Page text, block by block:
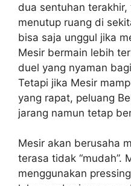
dua sentuhan
menutup ruang di
bisa saja unggul jika
Mesir bermain lebih
duel yang nyaman
Tetapi jika Mesir
yang rapat, peluang
jarang namun tetap
Mesir akan berusaha
terasa tidak “mudah”.
menggunakan